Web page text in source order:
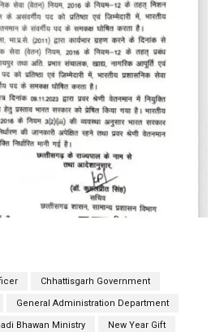
Chhattisgarh Government
General Administration Department
Bhawan Ministry New Year Gift